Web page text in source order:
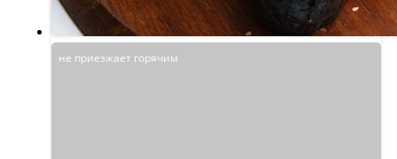
не приезжает горячим